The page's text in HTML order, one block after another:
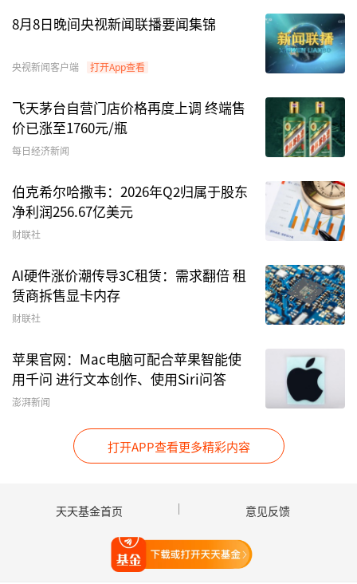
拟资产相关活动的联合通函》，明确了投资虚拟资
产的基金应遵守哪些规定。
之后，嘉实国际成为首家向香港证监会提交比特币
现货ETF申请的机构。而更多香港机构也争相涌
入。事实上，早在2023年11月，华夏基金（香
港）就宣布，与香港首批获得虚拟资产牌照的香港
录，携手推进香港资产管理行业Web3.0
的创新进
程。
进入2024年，公募香港子公司进军虚拟货币资产
的步伐进一步加快。4月9日，华夏基金（香港）
和嘉实国际获香港证监会批准，在现有资产管理牌
8月8日晚间央视新闻联播要闻集锦
央视新闻客户端 打开App查看
飞天茅台自营门店价格再度上调 终端售
价已涨至1760元/瓶
每日经济新闻
伯克希尔哈撒韦：2026年Q2归属于股东
净利润256.67亿美元
财联社
AI硬件涨价潮传导3C租赁：需求翻倍 租
赁商拆售显卡内存
财联社
苹果官网：Mac电脑可配合苹果智能使
用千问 进行文本创作、使用Siri问答
澎湃新闻
打开APP查看更多精彩内容
天天基金首页 意见反馈
打开天天基金